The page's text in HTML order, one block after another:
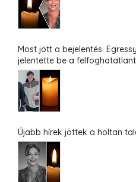
Most jött a bejelentés.
jelentette be a
Újabb hírek jöttek a holtan